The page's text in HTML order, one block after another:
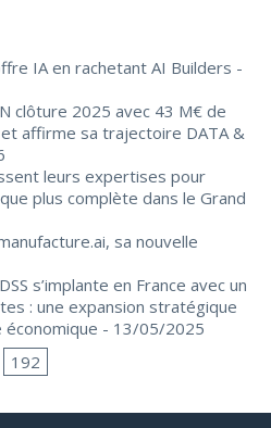
IA en rachetant AI Builders -
clôture 2025 avec 43 M€ de
affirme sa trajectoire DATA &
leurs expertises pour
plus complète dans le Grand
sa nouvelle
s’implante en France avec un
: une expansion stratégique
- 13/05/2025
192